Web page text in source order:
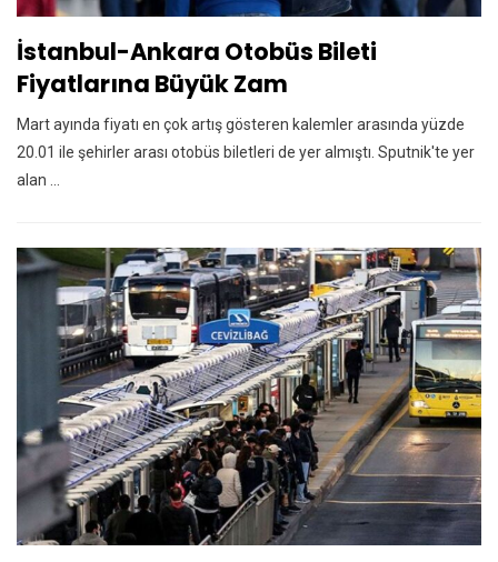
İstanbul-Ankara Otobüs Bileti
Fiyatlarına Büyük Zam
Mart ayında fiyatı en çok artış gösteren kalemler arasında yüzde
20.01 ile şehirler arası otobüs biletleri de yer almıştı. Sputnik'te yer
alan ...